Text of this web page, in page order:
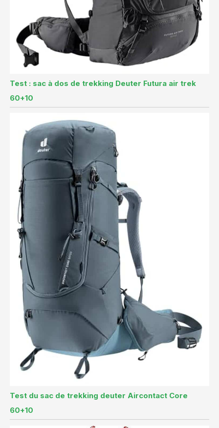
Test : sac à dos de trekking Deuter Futura air trek
60+10
Test du sac de trekking deuter Aircontact Core
60+10